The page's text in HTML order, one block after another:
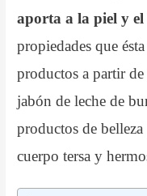
aporta a la piel y
propiedades que
productos a partir
jabón de leche de
productos de
cuerpo tersa y